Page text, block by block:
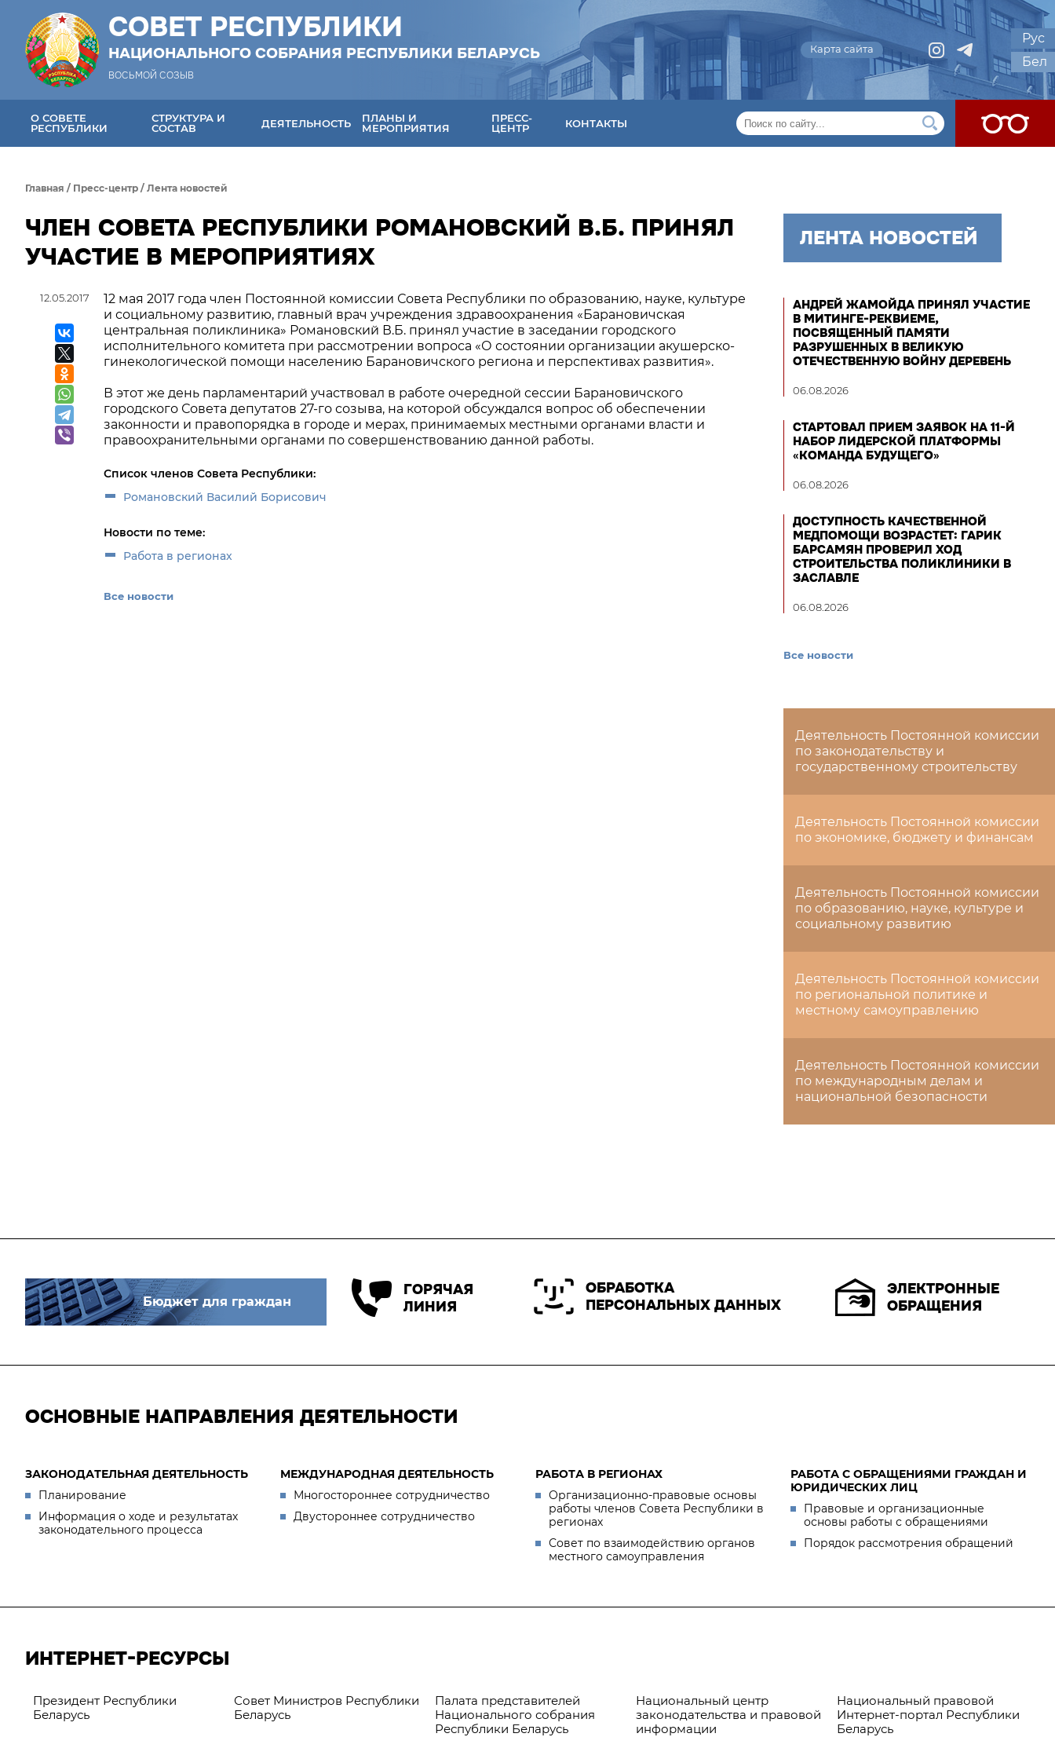
СОВЕТ РЕСПУБЛИКИ
НАЦИОНАЛЬНОГО СОБРАНИЯ РЕСПУБЛИКИ БЕЛАРУСЬ
ВОСЬМОЙ СОЗЫВ
Карта сайта
Рус
Бел
О СОВЕТЕ
РЕСПУБЛИКИ
СТРУКТУРА И
СОСТАВ
ДЕЯТЕЛЬНОСТЬ
ПЛАНЫ И
МЕРОПРИЯТИЯ
ПРЕСС-
ЦЕНТР
КОНТАКТЫ
Главная / Пресс-центр / Лента новостей
ЧЛЕН СОВЕТА РЕСПУБЛИКИ РОМАНОВСКИЙ В.Б. ПРИНЯЛ
УЧАСТИЕ В МЕРОПРИЯТИЯХ
12.05.2017
12 мая 2017 года член Постоянной комиссии Совета Республики по образованию, науке, культуре
и социальному развитию, главный врач учреждения здравоохранения «Барановичская
центральная поликлиника» Романовский В.Б. принял участие в заседании городского
исполнительного комитета при рассмотрении вопроса «О состоянии организации акушерско-
гинекологической помощи населению Барановичского региона и перспективах развития».
В этот же день парламентарий участвовал в работе очередной сессии Барановичского
городского Совета депутатов 27-го созыва, на которой обсуждался вопрос об обеспечении
законности и правопорядка в городе и мерах, принимаемых местными органами власти и
правоохранительными органами по совершенствованию данной работы.
Список членов Совета Республики:
Романовский Василий Борисович
Новости по теме:
Работа в регионах
Все новости
ЛЕНТА НОВОСТЕЙ
АНДРЕЙ ЖАМОЙДА ПРИНЯЛ УЧАСТИЕ
В МИТИНГЕ-РЕКВИЕМЕ,
ПОСВЯЩЕННЫЙ ПАМЯТИ
РАЗРУШЕННЫХ В ВЕЛИКУЮ
ОТЕЧЕСТВЕННУЮ ВОЙНУ ДЕРЕВЕНЬ
06.08.2026
СТАРТОВАЛ ПРИЕМ ЗАЯВОК НА 11-Й
НАБОР ЛИДЕРСКОЙ ПЛАТФОРМЫ
«КОМАНДА БУДУЩЕГО»
06.08.2026
ДОСТУПНОСТЬ КАЧЕСТВЕННОЙ
МЕДПОМОЩИ ВОЗРАСТЕТ: ГАРИК
БАРСАМЯН ПРОВЕРИЛ ХОД
СТРОИТЕЛЬСТВА ПОЛИКЛИНИКИ В
ЗАСЛАВЛЕ
06.08.2026
Все новости
Деятельность Постоянной комиссии
по законодательству и
государственному строительству
Деятельность Постоянной комиссии
по экономике, бюджету и финансам
Деятельность Постоянной комиссии
по образованию, науке, культуре и
социальному развитию
Деятельность Постоянной комиссии
по региональной политике и
местному самоуправлению
Деятельность Постоянной комиссии
по международным делам и
национальной безопасности
Бюджет для граждан
ГОРЯЧАЯ
ЛИНИЯ
ОБРАБОТКА
ПЕРСОНАЛЬНЫХ ДАННЫХ
ЭЛЕКТРОННЫЕ
ОБРАЩЕНИЯ
ОСНОВНЫЕ НАПРАВЛЕНИЯ ДЕЯТЕЛЬНОСТИ
ЗАКОНОДАТЕЛЬНАЯ ДЕЯТЕЛЬНОСТЬ
Планирование
Информация о ходе и результатах
законодательного процесса
МЕЖДУНАРОДНАЯ ДЕЯТЕЛЬНОСТЬ
Многостороннее сотрудничество
Двустороннее сотрудничество
РАБОТА В РЕГИОНАХ
Организационно-правовые основы
работы членов Совета Республики в
регионах
Совет по взаимодействию органов
местного самоуправления
РАБОТА С ОБРАЩЕНИЯМИ ГРАЖДАН И
ЮРИДИЧЕСКИХ ЛИЦ
Правовые и организационные
основы работы с обращениями
Порядок рассмотрения обращений
ИНТЕРНЕТ-РЕСУРСЫ
Президент Республики
Беларусь
Совет Министров Республики
Беларусь
Палата представителей
Национального собрания
Республики Беларусь
Национальный центр
законодательства и правовой
информации
Национальный правовой
Интернет-портал Республики
Беларусь